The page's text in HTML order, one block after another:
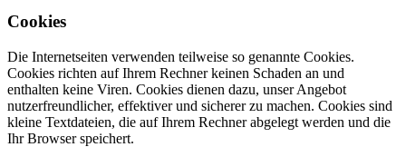
Cookies
Die Internetseiten verwenden teilweise so genannte Cookies.
Cookies richten auf Ihrem Rechner keinen Schaden an und
enthalten keine Viren. Cookies dienen dazu, unser Angebot
nutzerfreundlicher, effektiver und sicherer zu machen. Cookies sind
kleine Textdateien, die auf Ihrem Rechner abgelegt werden und die
Ihr Browser speichert.